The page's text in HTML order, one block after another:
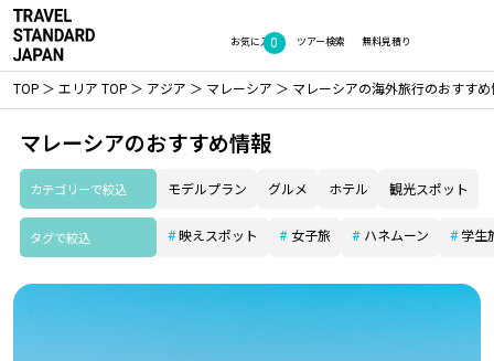
お気に入り
0 無料見積り
ツアー検索
TOP エリア TOP アジア マレーシア マレーシアの海外旅行のおすすめ
マレーシアのおすすめ情報
カテゴリーで絞込 モデルプラン グルメ ホテル 観光スポット
タグで絞込 映えスポット 女子旅 ハネムーン 学生